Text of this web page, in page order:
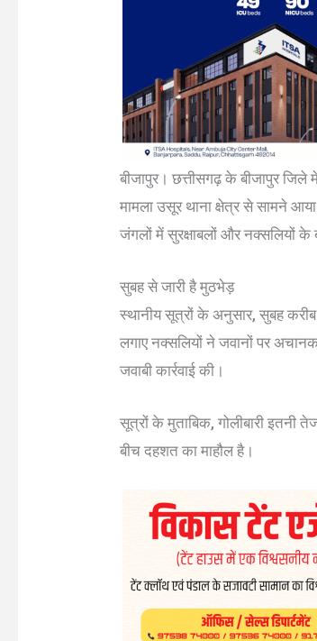
बीजापुर। छत्तीसगढ़ के बीजापुर जिले
मामला उसूर थाना क्षेत्र से सामने
जंगलों में सुरक्षाबलों और नक्सलियों
सुबह से जारी है मुठभेड़
स्थानीय सूत्रों के अनुसार, सुबह
लगाए नक्सलियों ने जवानों पर
जवाबी कार्रवाई की।
सूत्रों के मुताबिक, गोलीबारी
बीच दहशत का माहौल है।